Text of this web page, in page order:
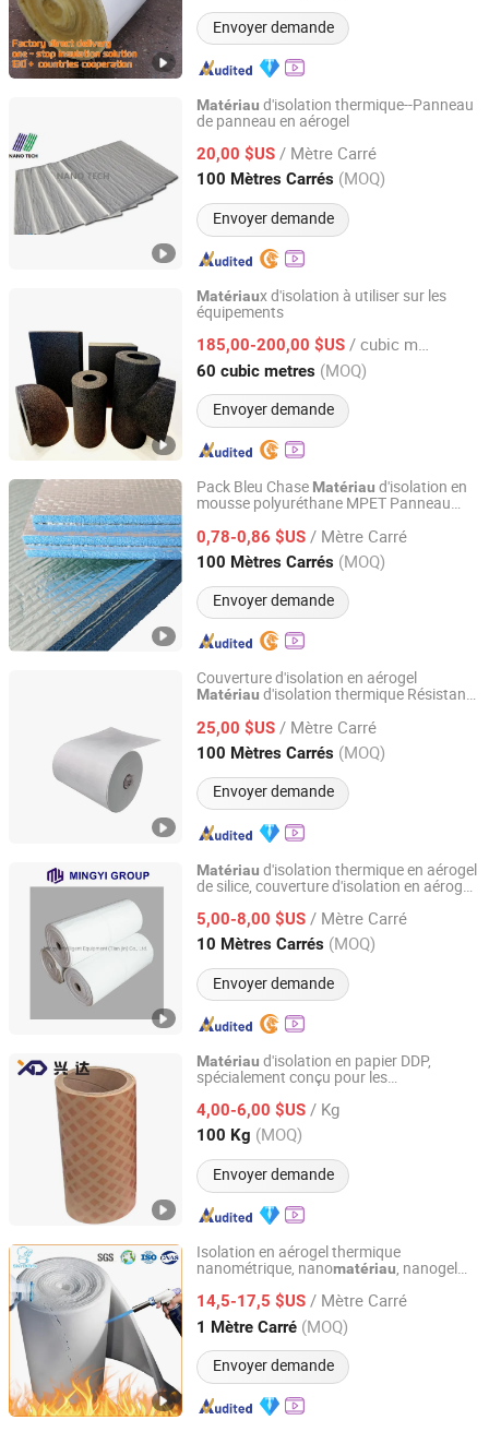
Envoyer demande
Matériau d'isolation thermique--Panneau
de panneau en aérogel
20,00 $US / Mètre Carré
100 Mètres Carrés (MOQ)
Envoyer demande
NANO TECH CO., LTD.
Zhejiang, China Depuis 2015
Matériaux d'isolation à utiliser sur les
équipements
185,00-200,00 $US / cubic metres
60 cubic metres (MOQ)
Envoyer demande
CenerTech Insulation Engineering Co., Ltd.
Hebei, China Depuis 2025
Pack Bleu Chase Matériau d'isolation en
mousse polyuréthane MPET Panneau
revêtue d'aluminium Isolation thermique
0,78-0,86 $US / Mètre Carré
100 Mètres Carrés (MOQ)
Envoyer demande
Shenzhen Chase Blue Pack Technology Co., Ltd.
Guangdong, China Depuis 2024
Couverture d'isolation en aérogel
Matériau d'isolation thermique Résistant
personnalisées pour l'isolation thermique
des batteries de véhicules électriques
Applications aérospatiales
25,00 $US / Mètre Carré
100 Mètres Carrés (MOQ)
Envoyer demande
Skyboys (Hangzhou) Technology Co., Ltd.
Zhejiang, China Depuis 2024
Matériau d'isolation thermique en aérogel
de silice, couverture d'isolation en aérogel
5,00-8,00 $US / Mètre Carré
10 Mètres Carrés (MOQ)
Envoyer demande
Mingyi Intelligent Equipment (Tian jin) Co., Ltd.
Tianjin, China Depuis 2023
Matériau d'isolation en papier DDP,
spécialement conçu pour les
4,00-6,00 $US / Kg
100 Kg (MOQ)
Envoyer demande
Tianjin Xingda Electric Technology Co., Ltd.
Tianjin, China Depuis 2022
Isolation en aérogel thermique
nanométrique, nanomatériau, nanogel
14,5-17,5 $US / Mètre Carré
1 Mètre Carré (MOQ)
Envoyer demande
Skyboys (Hangzhou) Technology Co., Ltd.
Zhejiang, China Depuis 2024